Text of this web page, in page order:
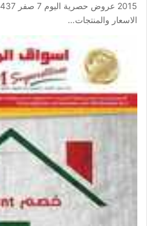
الاسعار والمنتجات…